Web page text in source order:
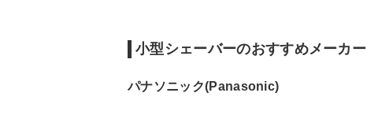
水洗い可 ー ◯
小型シェーバーのおすすめメーカー
パナソニック(Panasonic)